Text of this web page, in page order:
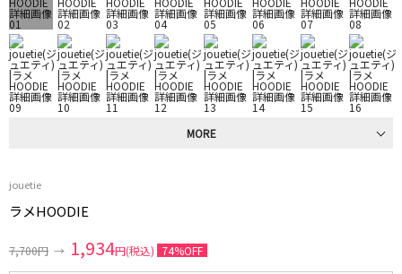
MORE
jouetie
ラメHOODIE
7,700円 → 1,934円(税込) 74%OFF